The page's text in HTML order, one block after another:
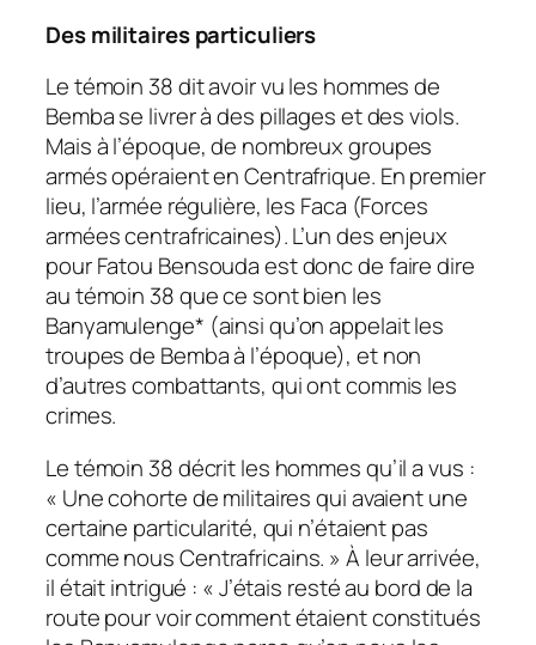
Des militaires particuliers
Le témoin 38 dit avoir vu les hommes de
Bemba se livrer à des pillages et des viols.
Mais à l’époque, de nombreux groupes
armés opéraient en Centrafrique. En premier
lieu, l’armée régulière, les Faca (Forces
armées centrafricaines). L’un des enjeux
pour Fatou Bensouda est donc de faire dire
au témoin 38 que ce sont bien les
Banyamulenge* (ainsi qu’on appelait les
troupes de Bemba à l’époque), et non
d’autres combattants, qui ont commis les
crimes.
Le témoin 38 décrit les hommes qu’il a vus :
« Une cohorte de militaires qui avaient une
certaine particularité, qui n’étaient pas
comme nous Centrafricains. » À leur arrivée,
il était intrigué : « J’étais resté au bord de la
route pour voir comment étaient constitués